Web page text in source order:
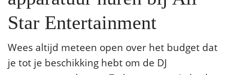
Star Entertainment
Wees altijd meteen open over het budget dat
je tot je beschikking hebt om de DJ